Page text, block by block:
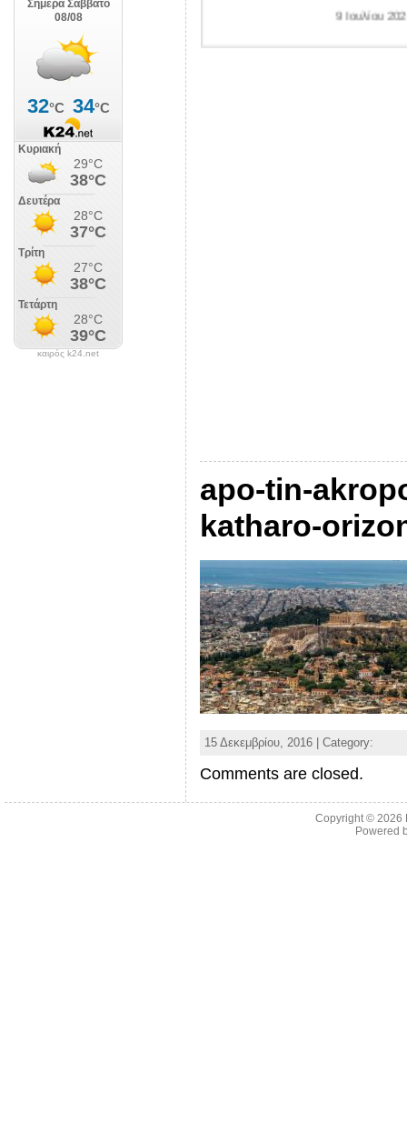
καιρός k24.net
9 Ιουλίου
apo-tin-
katharo-
15 Δεκεμβρίου, 2016 | Category:
Comments are closed.
Copyright © 2026
Powered